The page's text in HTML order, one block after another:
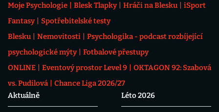
Moje Psychologie Blesk Tlapky Hráči na Blesku
iSport
Fantasy
Spotřebitelské testy
Blesku
Nemovitosti
Psychologika - podcast rozbíjející
psychologické mýty
Fotbalové přestupy
ONLINE
Eventový prostor Level 9
OKTAGON 92: Szabová
vs. Pudilová
Chance Liga 2026/27
Aktuálně
Léto 2026